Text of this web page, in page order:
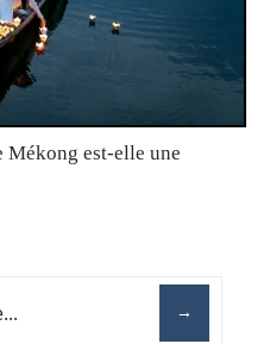
Mékong est-elle une